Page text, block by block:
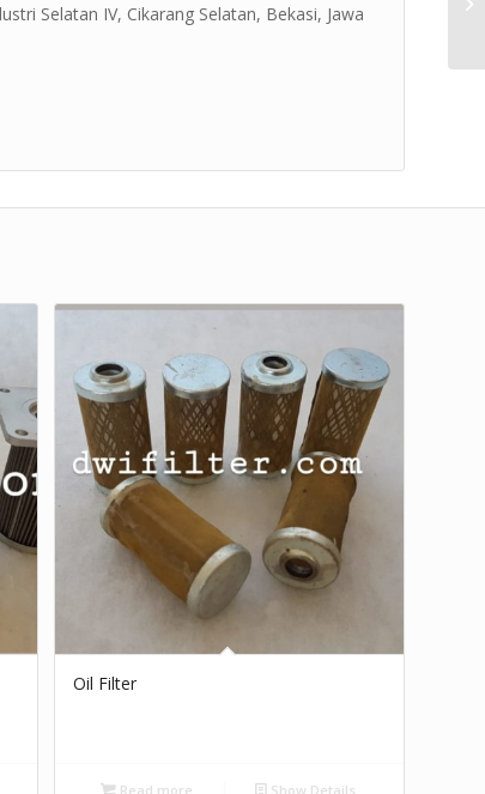
Selatan IV, Cikarang Selatan, Bekasi, Jawa
Oil Filter
Read more Show Details